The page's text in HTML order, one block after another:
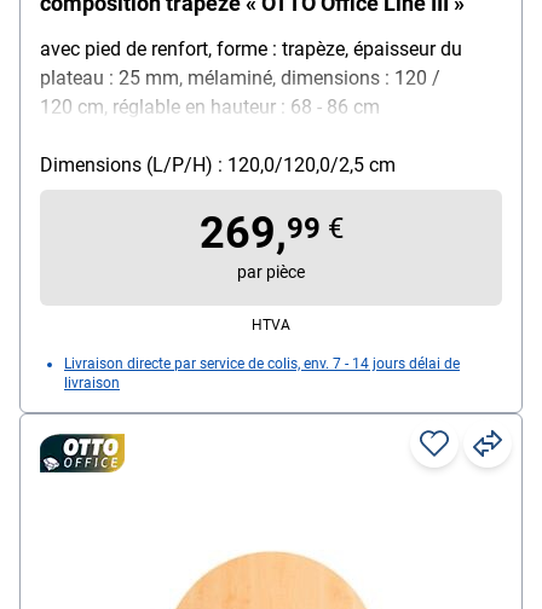
avec pied de renfort, forme : trapèze, épaisseur du
plateau : 25 mm, mélaminé, dimensions : 120 /
120 cm, réglable en hauteur : 68 - 86 cm
Dimensions (L/P/H) : 120,0/120,0/2,5 cm
269,99 €
par pièce
HTVA
Livraison directe par service de colis, env. 7 - 14 jours délai de
livraison